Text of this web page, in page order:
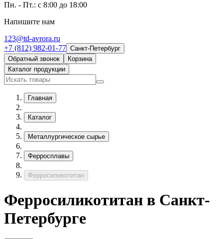
Пн. - Пт.: с 8:00 до 18:00
Напишите нам
123@td-avrora.ru
+7 (812) 982-01-77 Санкт-Петербург
Обратный звонок
Корзина
Каталог продукции
Главная
Каталог
Металлургическое сырье
Ферросплавы
Ферросиликотитан
Ферросиликотитан в Санкт-
Петербурге